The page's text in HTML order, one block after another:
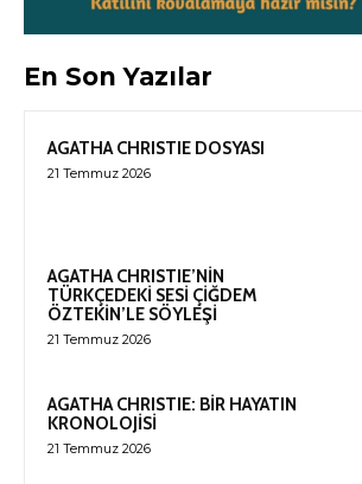
En Son Yazılar
AGATHA CHRISTIE DOSYASI
21 Temmuz 2026
AGATHA CHRISTIE’NİN
TÜRKÇEDEKİ SESİ ÇİĞDEM
ÖZTEKİN’LE SÖYLEŞİ
21 Temmuz 2026
AGATHA CHRISTIE: BİR HAYATIN
KRONOLOJİSİ
21 Temmuz 2026